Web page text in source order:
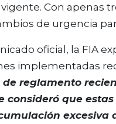
Con apenas
de urgencia
oficial, la FIA
implementadas
de reglamento
consideró que
excesiva